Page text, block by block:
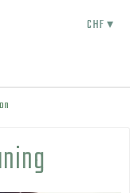
CHF ▾